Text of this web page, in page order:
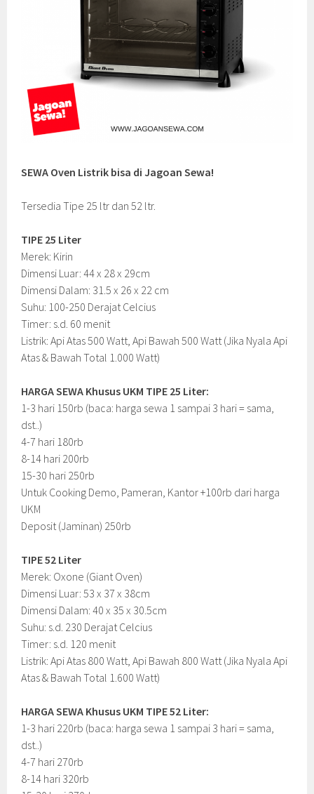
SEWA Oven Listrik bisa di Jagoan Sewa!
Tersedia Tipe 25 ltr dan 52 ltr.
TIPE 25 Liter
Merek: Kirin
Dimensi Luar: 44 x 28 x 29cm
Dimensi Dalam: 31.5 x 26 x 22 cm
Suhu: 100-250 Derajat Celcius
Timer: s.d. 60 menit
Listrik: Api Atas 500 Watt, Api Bawah 500 Watt (Jika Nyala Api
Atas & Bawah Total 1.000 Watt)
HARGA SEWA Khusus UKM TIPE 25 Liter:
1-3 hari 150rb (baca: harga sewa 1 sampai 3 hari = sama,
dst..)
4-7 hari 180rb
8-14 hari 200rb
15-30 hari 250rb
Untuk Cooking Demo, Pameran, Kantor +100rb dari harga
UKM
Deposit (Jaminan) 250rb
TIPE 52 Liter
Merek: Oxone (Giant Oven)
Dimensi Luar: 53 x 37 x 38cm
Dimensi Dalam: 40 x 35 x 30.5cm
Suhu: s.d. 230 Derajat Celcius
Timer: s.d. 120 menit
Listrik: Api Atas 800 Watt, Api Bawah 800 Watt (Jika Nyala Api
Atas & Bawah Total 1.600 Watt)
HARGA SEWA Khusus UKM TIPE 52 Liter:
1-3 hari 220rb (baca: harga sewa 1 sampai 3 hari = sama,
dst..)
4-7 hari 270rb
8-14 hari 320rb